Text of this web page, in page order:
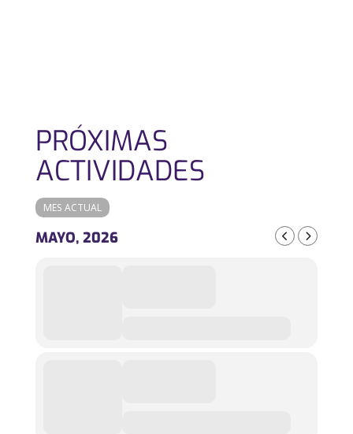
PRÓXIMAS
ACTIVIDADES
MES ACTUAL
MAYO, 2026